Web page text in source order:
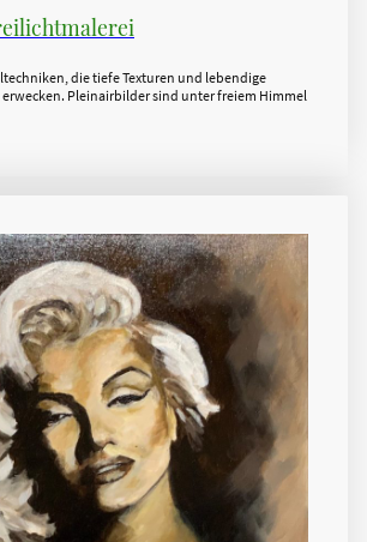
die tiefe Texturen und lebendige
erwecken. Pleinairbilder sind unter freiem Himmel